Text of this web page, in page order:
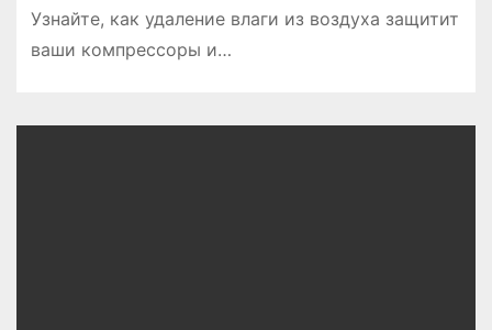
Узнайте, как удаление влаги из воздуха защитит
ваши компрессоры и…